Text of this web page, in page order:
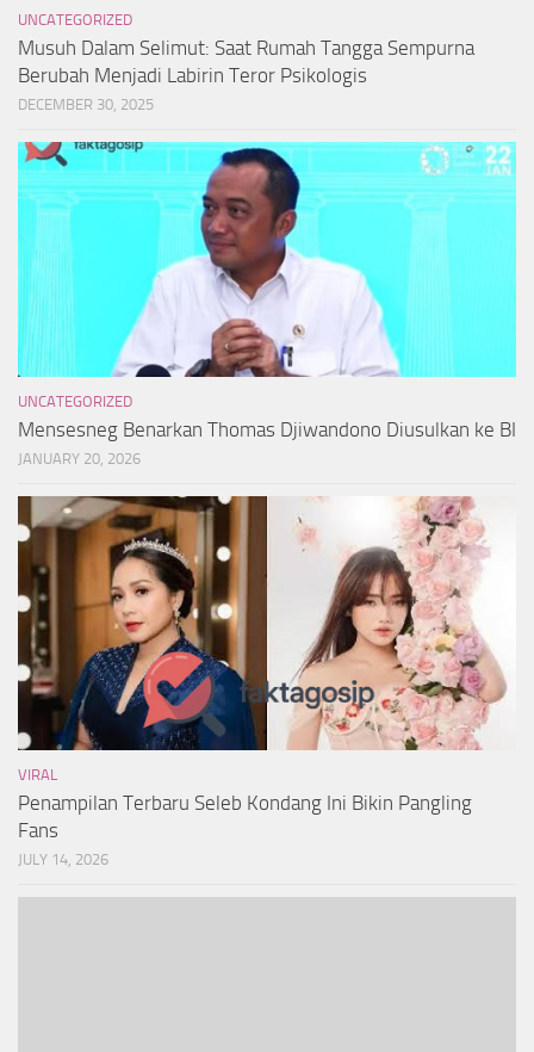
UNCATEGORIZED
Musuh Dalam Selimut: Saat Rumah Tangga Sempurna
Berubah Menjadi Labirin Teror Psikologis
DECEMBER 30, 2025
UNCATEGORIZED
Mensesneg Benarkan Thomas Djiwandono Diusulkan ke BI
JANUARY 20, 2026
VIRAL
Penampilan Terbaru Seleb Kondang Ini Bikin Pangling
Fans
JULY 14, 2026